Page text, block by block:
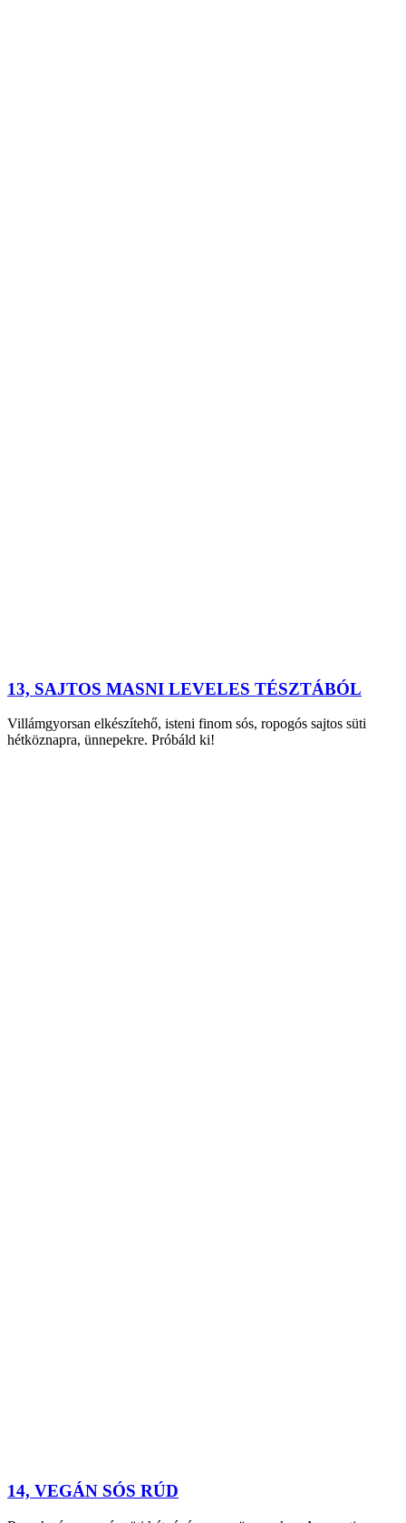
13, SAJTOS MASNI LEVELES TÉSZTÁBÓL
Villámgyorsan elkészítehő, isteni finom sós, ropogós sajtos süti
hétköznapra, ünnepekre. Próbáld ki!
14, VEGÁN SÓS RÚD